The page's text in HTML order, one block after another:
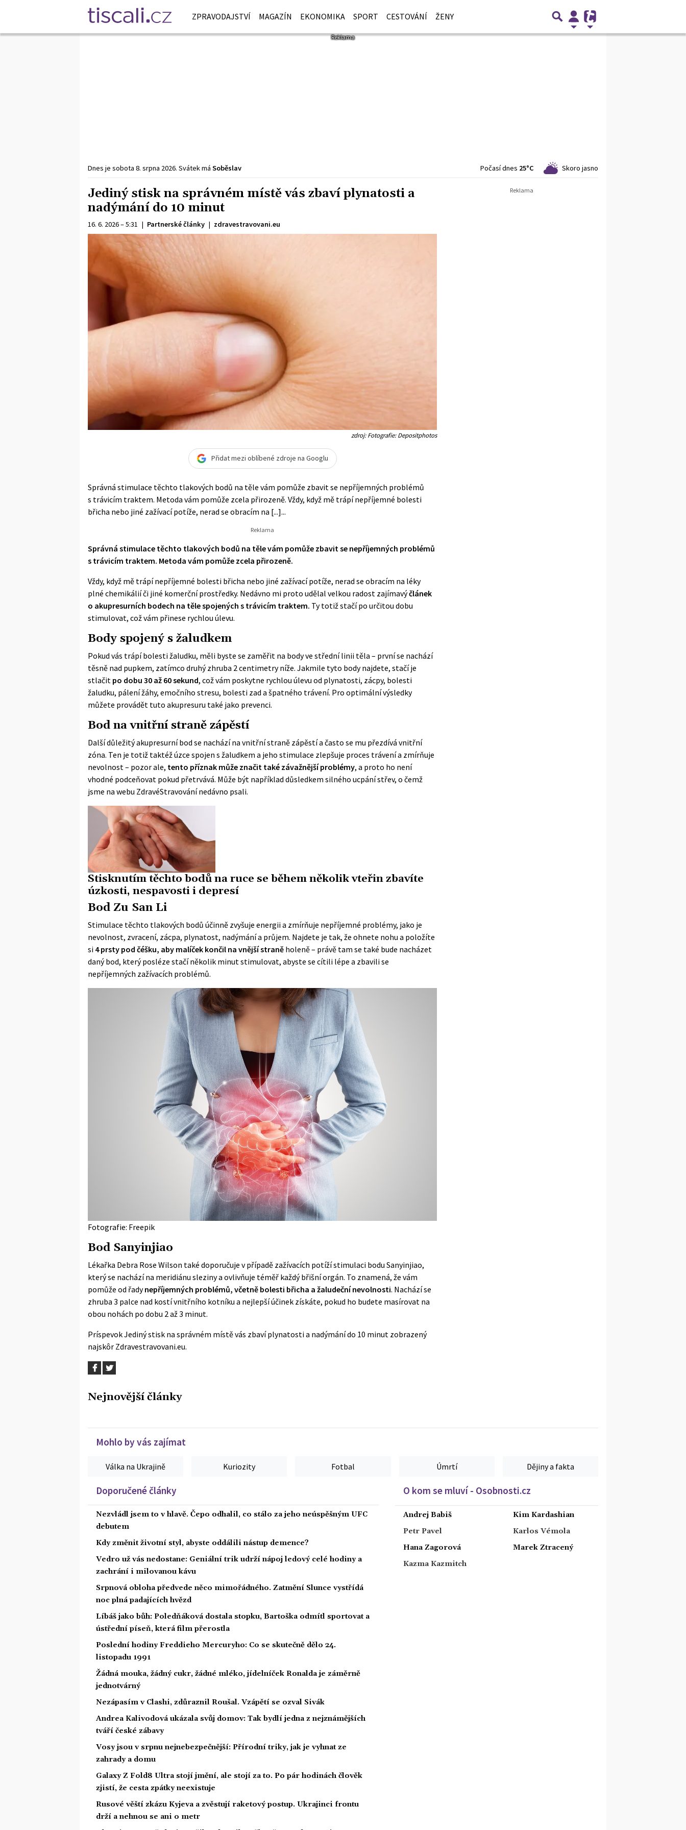
ZPRAVODAJSTVÍ MAGAZÍN EKONOMIKA SPORT CESTOVÁNÍ ŽENY
Dnes je sobota 8. srpna 2026. Svátek má Soběslav Počasí dnes 25°C Skoro jasno
Jediný stisk na správném místě vás zbaví plynatosti a
nadýmání do 10 minut
16. 6. 2026 – 5:31 | Partnerské články | zdravestravovani.eu
zdroj: Fotografie: Depositphotos
Přidat mezi oblíbené zdroje na Googlu
Správná stimulace těchto tlakových bodů na těle vám pomůže zbavit se nepříjemných problémů
s trávicím traktem. Metoda vám pomůže zcela přirozeně. Vždy, když mě trápí nepříjemné bolesti
břicha nebo jiné zažívací potíže, nerad se obracím na [...]...
Správná stimulace těchto tlakových bodů na těle vám pomůže zbavit se nepříjemných problémů
s trávicím traktem. Metoda vám pomůže zcela přirozeně.
Vždy, když mě trápí nepříjemné bolesti břicha nebo jiné zažívací potíže, nerad se obracím na léky
plné chemikálií či jiné komerční prostředky. Nedávno mi proto udělal velkou radost zajímavýčlánek
o akupresurních bodech na těle spojených s trávicím traktem. Ty totiž stačí po určitou dobu
stimulovat, což vám přinese rychlou úlevu.
Body spojený s žaludkem
Pokud vás trápí bolesti žaludku, měli byste se zaměřit na body ve střední linii těla – první se nachází
těsně nad pupkem, zatímco druhý zhruba 2 centimetry níže. Jakmile tyto body najdete, stačí je
stlačit po dobu 30 až 60 sekund, což vám poskytne rychlou úlevu od plynatosti, zácpy, bolesti
žaludku, pálení žáhy, emočního stresu, bolesti zad a špatného trávení. Pro optimální výsledky
můžete provádět tuto akupresuru také jako prevenci.
Bod na vnitřní straně zápěstí
Další důležitý akupresurní bod se nachází na vnitřní straně zápěstí a často se mu přezdívá vnitřní
zóna. Ten je totiž taktéž úzce spojen s žaludkem a jeho stimulace zlepšuje proces trávení a zmírňuje
nevolnost – pozor ale, tento příznak může značit také závažnější problémy, a proto ho není
vhodné podceňovat pokud přetrvává. Může být například důsledkem silného ucpání střev, o čemž
jsme na webu ZdravéStravování nedávno psali.
Stisknutím těchto bodů na ruce se během několik vteřin zbavíte
úzkosti, nespavosti i depresí
Bod Zu San Li
Stimulace těchto tlakových bodů účinně zvyšuje energii a zmírňuje nepříjemné problémy, jako je
nevolnost, zvracení, zácpa, plynatost, nadýmání a průjem. Najdete je tak, že ohnete nohu a položíte
si 4 prsty pod čéšku, aby malíček končil na vnější straně holeně – právě tam se také bude nacházet
daný bod, který posléze stačí několik minut stimulovat, abyste se cítili lépe a zbavili se
nepříjemných zažívacích problémů.
Fotografie: Freepik
Bod Sanyinjiao
Lékařka Debra Rose Wilson také doporučuje v případě zažívacích potíží stimulaci bodu Sanyinjiao,
který se nachází na meridiánu sleziny a ovlivňuje téměř každý břišní orgán. To znamená, že vám
pomůže od řadynepříjemných problémů, včetně bolesti břicha a žaludeční nevolnosti. Nachází se
zhruba 3 palce nad kostí vnitřního kotníku a nejlepší účinek získáte, pokud ho budete masírovat na
obou nohách po dobu 2 až 3 minut.
PríspevokJediný stisk na správném místě vás zbaví plynatosti a nadýmání do 10 minut zobrazený
najskôr Zdravestravovani.eu.
Nejnovější články
Mohlo by vás zajímat
Válka na Ukrajině Kuriozity Fotbal Úmrtí Dějiny a fakta
Doporučené články
Nezvládl jsem to v hlavě. Čepo odhalil, co stálo za jeho neúspěšným UFC
debutem
Kdy změnit životní styl, abyste oddálili nástup demence?
Vedro už vás nedostane: Geniální trik udrží nápoj ledový celé hodiny a
zachrání i milovanou kávu
Srpnová obloha předvede něco mimořádného. Zatmění Slunce vystřídá
noc plná padajících hvězd
Líbáš jako bůh: Poledňáková dostala stopku, Bartoška odmítl sportovat a
ústřední píseň, která film přerostla
Poslední hodiny Freddieho Mercuryho: Co se skutečně dělo 24.
listopadu 1991
Žádná mouka, žádný cukr, žádné mléko, jídelníček Ronalda je záměrně
jednotvárný
Nezápasím v Clashi, zdůraznil Roušal. Vzápětí se ozval Sivák
Andrea Kalivodová ukázala svůj domov: Tak bydlí jedna z nejznámějších
tváří české zábavy
Vosy jsou v srpnu nejnebezpečnější: Přírodní triky, jak je vyhnat ze
zahrady a domu
Galaxy Z Fold8 Ultra stojí jmění, ale stojí za to. Po pár hodinách člověk
zjistí, že cesta zpátky neexistuje
Rusové věští zkázu Kyjeva a zvěstují raketový postup. Ukrajinci frontu
drží a nehnou se ani o metr
O kom se mluví - Osobnosti.cz
Andrej Babiš
Petr Pavel
Hana Zagorová
Kazma Kazmitch
Kim Kardashian
Karlos Vémola
Marek Ztracený